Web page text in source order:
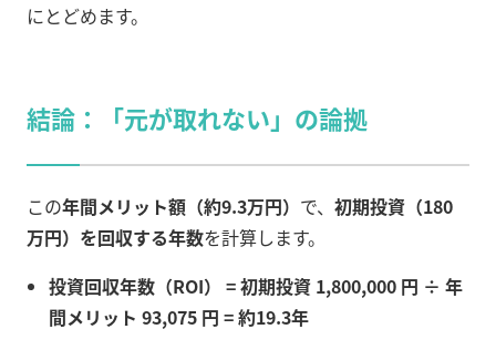
にとどめます。
結論：「元が取れない」の論拠
この年間メリット額（約9.3万円） で、 初期投資（180
万円）を回収する年数を計算します。
投資回収年数（ROI） = 初期投資 1,800,000 円 ÷ 年
間メリット 93,075 円 = 約19.3年